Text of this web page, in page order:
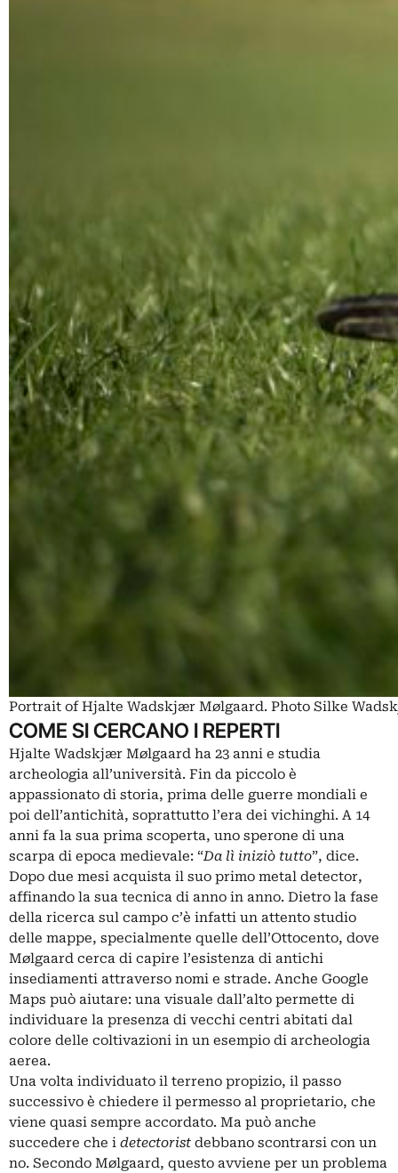
Portrait of Hjalte Wadskjær Mølgaard. Photo Silke
COME SI CERCANO I REPERTI
Hjalte Wadskjær Mølgaard ha 23 anni e studia
archeologia all’università. Fin da piccolo è
appassionato di storia, prima delle guerre mondiali e
poi dell’antichità, soprattutto l’era dei vichinghi. A 14
anni fa la sua prima scoperta, uno sperone di una
scarpa di epoca medievale: “Da lì iniziò tutto”, dice.
Dopo due mesi acquista il suo primo metal detector,
affinando la sua tecnica di anno in anno. Dietro la fase
della ricerca sul campo c’è infatti un attento studio
delle mappe, specialmente quelle dell’Ottocento, dove
Mølgaard cerca di capire l’esistenza di antichi
insediamenti attraverso nomi e strade. Anche Google
Maps può aiutare: una visuale dall’alto permette di
individuare la presenza di vecchi centri abitati dal
colore delle coltivazioni in un esempio di archeologia
aerea.
Una volta individuato il terreno propizio, il passo
successivo è chiedere il permesso al proprietario, che
viene quasi sempre accordato. Ma può anche
succedere che i detectorist debbano scontrarsi con un
no. Secondo Mølgaard, questo avviene per un problema